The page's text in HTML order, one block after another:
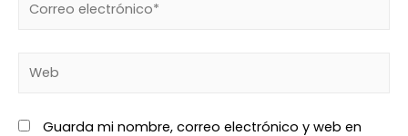
Guarda mi nombre, correo electrónico y web en